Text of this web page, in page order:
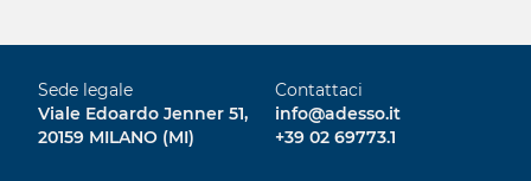
Sede legale
Viale Edoardo Jenner 51,
20159 MILANO (MI)
Contattaci
info@adesso.it
+39 02 69773.1